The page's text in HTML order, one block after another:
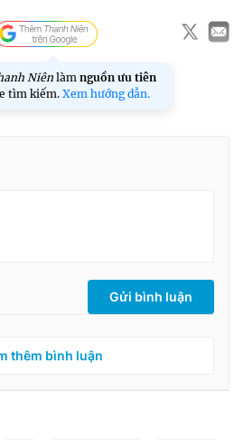
Niên làm nguồn ưu tiên
tìm kiếm. Xem hướng dẫn.
Gửi bình luận
thêm bình luận